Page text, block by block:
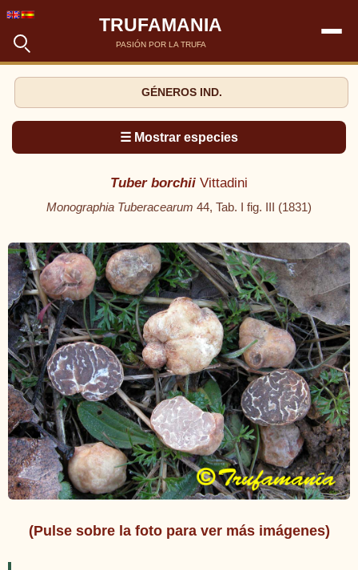
TRUFAMANIA
PASIÓN POR LA TRUFA
GÉNEROS IND.
☰ Mostrar especies
Tuber borchii Vittadini
Monographia Tuberacearum 44, Tab. I fig. III (1831)
(Pulse sobre la foto para ver más imágenes)